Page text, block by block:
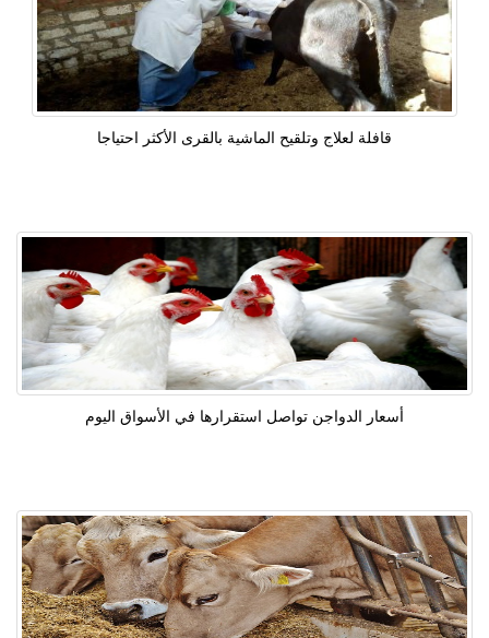
قافلة لعلاج وتلقيح الماشية بالقرى الأكثر احتياجا
أسعار الدواجن تواصل استقرارها في الأسواق اليوم